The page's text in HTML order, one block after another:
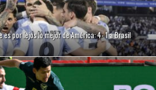
por lejos lo mejor de América: 4- 1 a Brasil